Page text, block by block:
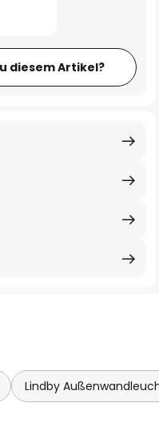
diesem Artikel?
Lindby